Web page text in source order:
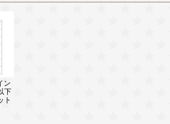
ン
下
ト